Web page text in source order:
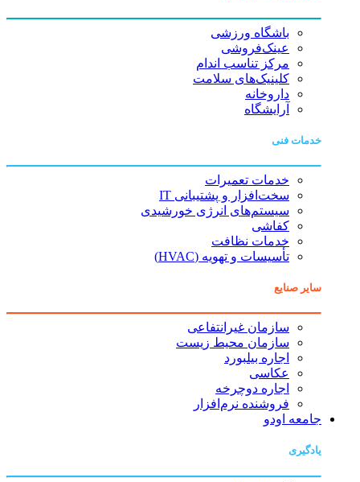
باشگاه ورزشی
عینک‌فروشی
مرکز تناسب اندام
کلینیک‌های سلامت
داروخانه
آرایشگاه
خدمات فنی
خدمات تعمیرات
سخت‌افزار و پشتیبانی IT
سیستم‌های انرژی خورشیدی
کفاشی
خدمات نظافت
تأسیسات و تهویه (HVAC)
سایر صنایع
سازمان غیرانتفاعی
سازمان محیط زیست
اجاره بیلبورد
عکاسی
اجاره دوچرخه
فروشنده نرم‌افزار
جامعه اودو
یادگیری